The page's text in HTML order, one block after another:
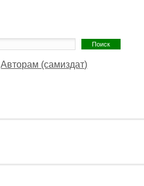
Авторам (самиздат)